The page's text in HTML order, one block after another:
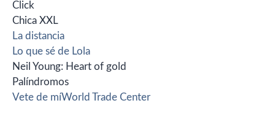
Click
Chica XXL
La distancia
Lo que sé de Lola
Neil Young: Heart of gold
Palíndromos
Vete de míWorld Trade Center